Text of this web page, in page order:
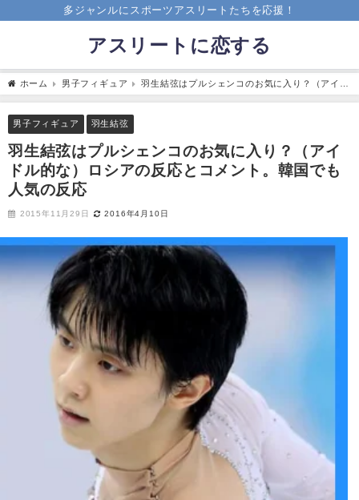
多ジャンルにスポーツアスリートたちを応援！
アスリートに恋する
ホーム 男子フィギュア
羽生結弦はプルシェンコのお気に入り？（アイド
ル的な）ロシアの反応とコメント。韓国でも人気の反応
男子フィギュア 羽生結弦
羽生結弦はプルシェンコのお気に入り？（アイ
ドル的な）ロシアの反応とコメント。韓国でも
人気の反応
2015年11月29日 2016年4月10日